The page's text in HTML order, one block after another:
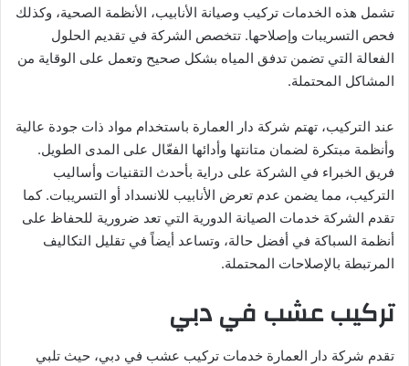
تشمل هذه الخدمات تركيب وصيانة الأنابيب، الأنظمة الصحية، وكذلك
فحص التسريبات وإصلاحها. تتخصص الشركة في تقديم الحلول
الفعالة التي تضمن تدفق المياه بشكل صحيح وتعمل على الوقاية من
المشاكل المحتملة.
عند التركيب، تهتم شركة دار العمارة باستخدام مواد ذات جودة عالية
وأنظمة مبتكرة لضمان متانتها وأدائها الفعّال على المدى الطويل.
فريق الخبراء في الشركة على دراية بأحدث التقنيات وأساليب
التركيب، مما يضمن عدم تعرض الأنابيب للانسداد أو التسريبات. كما
تقدم الشركة خدمات الصيانة الدورية التي تعد ضرورية للحفاظ على
أنظمة السباكة في أفضل حالة، وتساعد أيضاً في تقليل التكاليف
المرتبطة بالإصلاحات المحتملة.
تركيب عشب في دبي
تقدم شركة دار العمارة خدمات تركيب عشب في دبي، حيث تلبي